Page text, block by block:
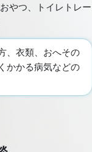
やつ、トイレトレー
、衣類、おへその
かかる病気などの